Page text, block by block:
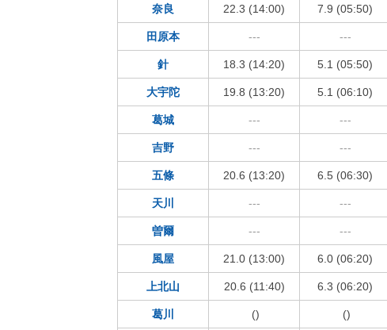
奈良 22.3 (14:00) 7.9 (05:50)
田原本 --- ---
針 18.3 (14:20) 5.1 (05:50)
大宇陀 19.8 (13:20) 5.1 (06:10)
葛城 --- ---
吉野 --- ---
五條 20.6 (13:20) 6.5 (06:30)
天川 --- ---
曽爾 --- ---
風屋 21.0 (13:00) 6.0 (06:20)
上北山 20.6 (11:40) 6.3 (06:20)
葛川 () ()